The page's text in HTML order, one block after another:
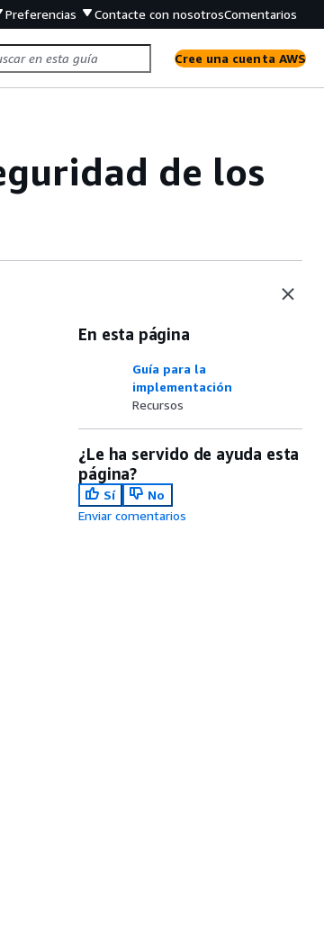
Preferencias Contacte con nosotrosComentarios
Cree una cuenta AWS
de los
En esta página
Guía para la
implementación
Recursos
¿Le ha servido de ayuda esta
página?
Sí
No
Enviar comentarios